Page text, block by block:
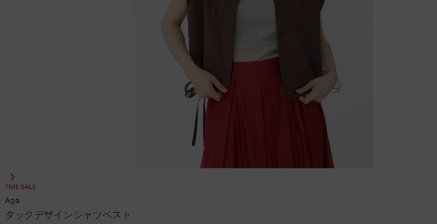
Item
1
of
23
TIME SALE
Aga
タックデザインシャツベスト